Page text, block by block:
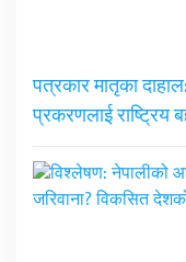
पत्रकार मातृका
प्रकरणलाई राष्ट्रिय